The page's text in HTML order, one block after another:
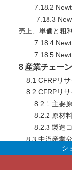
売上、単価と粗
8 産業チェー
8.1 CFRPリ
8.2 CFRP
8.2.1 主
8.2.2
8.2.3
8.3 中流産業
8.4 下流産
8.5 販売モ
シ